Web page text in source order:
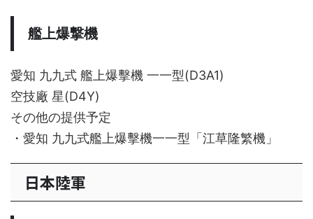
艦上爆撃機
愛知 九九式 艦上爆擊機 一一型(D3A1)
空技廠 星(D4Y)
その他の提供予定
・愛知 九九式艦上爆擊機一一型「江草隆繁機」
日本陸軍